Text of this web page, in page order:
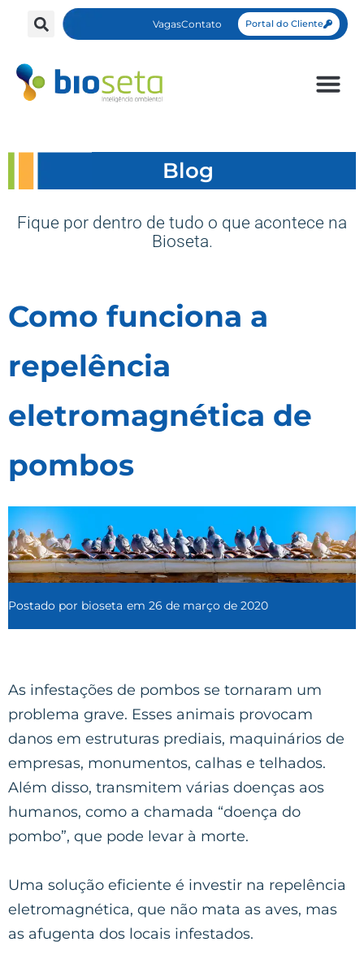
VagasContato Portal do Cliente
Blog
Fique por dentro de tudo o que acontece na
Bioseta.
Como funciona a
repelência
eletromagnética de
pombos
Postado por bioseta em 26 de março de 2020
As infestações de pombos se tornaram um
problema grave. Esses animais provocam
danos em estruturas prediais, maquinários de
empresas, monumentos, calhas e telhados.
Além disso, transmitem várias doenças aos
humanos, como a chamada “doença do
pombo”, que pode levar à morte.
Uma solução eficiente é investir na repelência
eletromagnética, que não mata as aves, mas
as afugenta dos locais infestados.